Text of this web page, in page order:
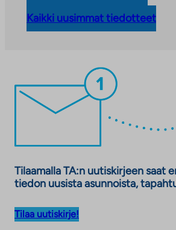
Kaikki uusimmat tiedotteet
Tilaamalla TA:n uutiskirjeen saat
tiedon uusista asunnoista,
Tilaa uutiskirje!